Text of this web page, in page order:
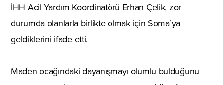
İHH Acil Yardım Koordinatörü Erhan Çelik, zor
durumda olanlarla birlikte olmak için Soma’ya
geldiklerini ifade etti.
Maden ocağındaki dayanışmayı olumlu bulduğunu